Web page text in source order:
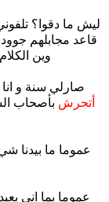
ليش ما دقوا؟
قاعد مجابلهم
وين
صارلي سنة و
أتحرش بأصحاب
عموما ما بيدنا
عموما بما اني